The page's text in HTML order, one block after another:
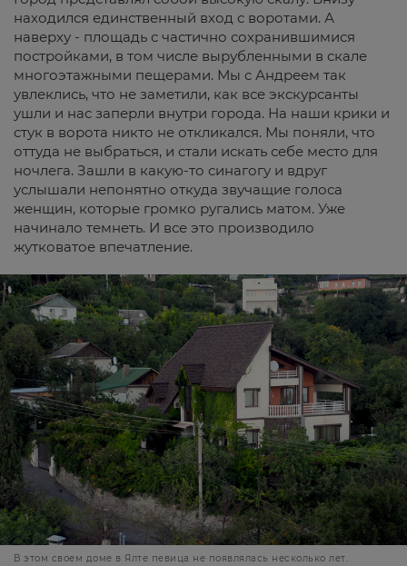
находился единственный вход с воротами. А
наверху - площадь с частично сохранившимися
постройками, в том числе вырубленными в скале
многоэтажными пещерами. Мы с Андреем так
увлеклись, что не заметили, как все экскурсанты
ушли и нас заперли внутри города. На наши крики и
стук в ворота никто не откликался. Мы поняли, что
оттуда не выбраться, и стали искать себе место для
ночлега. Зашли в какую-то синагогу и вдруг
услышали непонятно откуда звучащие голоса
женщин, которые громко ругались матом. Уже
начинало темнеть. И все это производило
жутковатое впечатление.
В этом своем доме в Ялте певица не появлялась несколько лет.